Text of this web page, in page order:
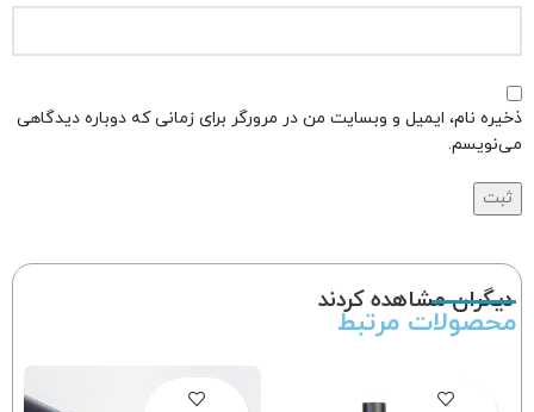
ذخیره نام، ایمیل و وبسایت من در مرورگر برای زمانی که دوباره دیدگاهی
می‌نویسم.
دیگران مشاهده کردند
محصولات مرتبط